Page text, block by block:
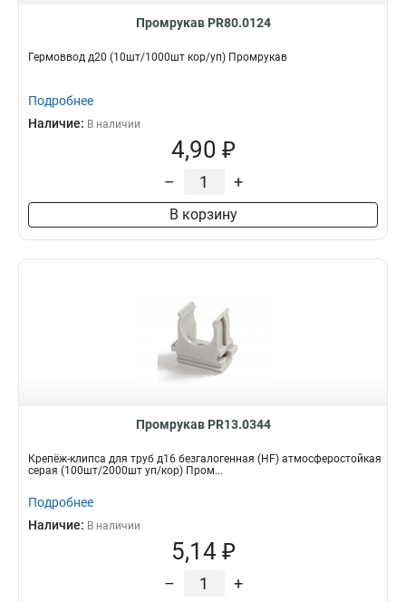
Промрукав PR80.0124
Гермоввод д20 (10шт/1000шт кор/уп) Промрукав
Подробнее
Наличие: В наличии
4,90 ₽
– +
В корзину
Промрукав PR13.0344
Крепёж-клипса для труб д16 безгалогенная (HF) атмосферостойкая
серая (100шт/2000шт уп/кор) Пром...
Подробнее
Наличие: В наличии
5,14 ₽
– +